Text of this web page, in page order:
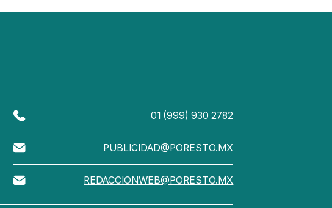
01 (999) 930 2782
PUBLICIDAD@PORESTO.MX
REDACCIONWEB@PORESTO.MX